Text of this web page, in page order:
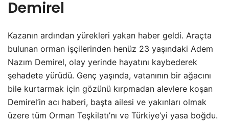
Demirel
Kazanın ardından yürekleri yakan haber geldi. Araçta
bulunan orman işçilerinden henüz 23 yaşındaki Adem
Nazım Demirel, olay yerinde hayatını kaybederek
şehadete yürüdü. Genç yaşında, vatanının bir ağacını
bile kurtarmak için gözünü kırpmadan alevlere koşan
Demirel’in acı haberi, başta ailesi ve yakınları olmak
üzere tüm Orman Teşkilatı’nı ve Türkiye’yi yasa boğdu.